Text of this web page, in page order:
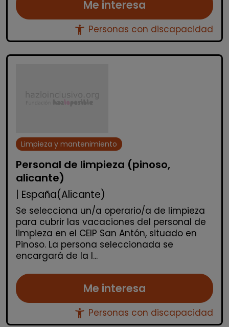
Me interesa
accessibility_new Personas con discapacidad
Limpieza y mantenimiento
Personal de limpieza (pinoso,
alicante)
| España(Alicante)
Se selecciona un/a operario/a de limpieza
para cubrir las vacaciones del personal de
limpieza en el CEIP San Antón, situado en
Pinoso. La persona seleccionada se
encargará de la l...
Me interesa
accessibility_new Personas con discapacidad